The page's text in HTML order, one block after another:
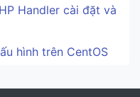
Handler cài đặt và
hình trên CentOS